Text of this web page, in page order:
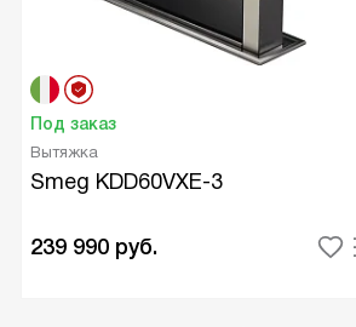
Под заказ
Вытяжка
Smeg KDD60VXE-3
239 990 руб.